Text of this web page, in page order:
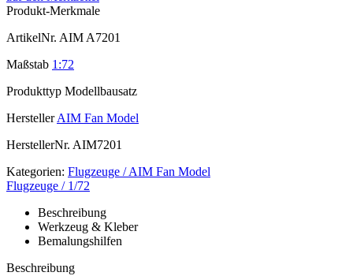
Produkt-Merkmale
ArtikelNr. AIM A7201
Maßstab 1:72
Produkttyp Modellbausatz
Hersteller AIM Fan Model
HerstellerNr. AIM7201
Kategorien: Flugzeuge / AIM Fan Model
Flugzeuge / 1/72
Beschreibung
Werkzeug & Kleber
Bemalungshilfen
Beschreibung